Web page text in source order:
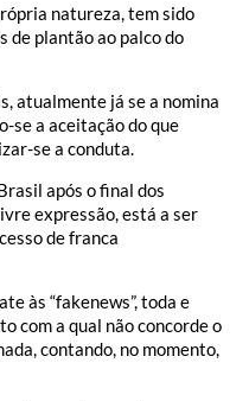
natureza, tem sido
de plantão ao palco do
atualmente já se a nomina
se a aceitação do que
se a conduta.
após o final dos
expressão, está a ser
de franca
às “fakenews”, toda e
com a qual não concorde o
contando, no momento,